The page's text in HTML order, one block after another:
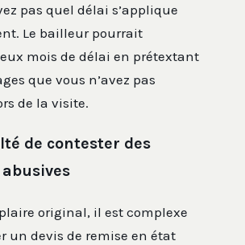
pas quel délai s’applique
Le bailleur pourrait
mois de délai en prétextant
que vous n’avez pas
de la visite.
de contester des
original, il est complexe
un devis de remise en état